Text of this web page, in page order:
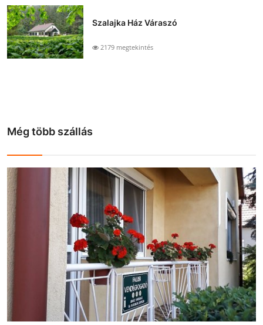
Szalajka Ház Váraszó
2179 megtekintés
Még több szállás